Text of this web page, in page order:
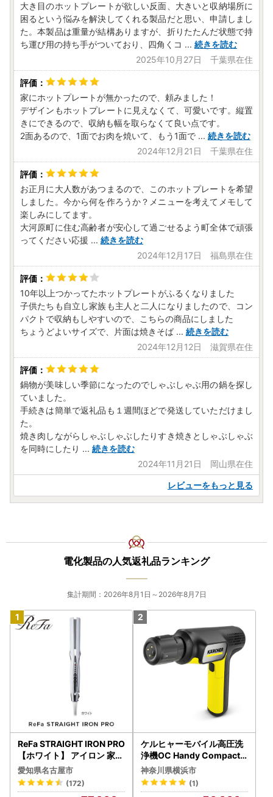
大き目のホットプレートが欲しい反面、大きいと収納場所に
困るという悩みを解決してくれる製品だと思い、申請しまし
た。本製品は重量が結構ありますが、折りたたんだ状態で持
ち運び用の持ち手がついており、四角くコ ... 続きを読む
2025年10月27日 千葉県在住
家にホットプレートが無かったので、頼みました！
デザインもホットプレートに見えなくて、可愛いです。縦置
きにできるので、収納も幅を取らなくて良い点です。
2面あるので、1面でお肉を焼いて、もう1面で ... 続きを読む
2024年12月21日 千葉県在住
お正月に大人数があつまるので、このホットプレートを希望
しました。今から何を作ろうか？メニューを考えてメモして
楽しみにしてます。
大河原町に住む高齢者が安心して過ごせるよう町全体で頑張
ってください応援 ... 続きを読む
2024年12月17日 福島県在住
10年以上つかってたホットプレートがふるくなりました
子供たちも自立し家族も主人と二人になりましたので、コン
パクトで収納もしやすいので、こちらの商品にしました
ちょうどよいサイズで、片面は焼きそば ... 続きを読む
2024年12月12日 滋賀県在住
鍋物が美味しい季節になったのでしゃぶしゃぶ用の鍋を探し
ていました。
手続きは簡単で返礼品も１週間ほどで発送していただけまし
た。
焼き肉しながらしゃぶしゃぶしたりすき焼きとしゃぶしゃぶ
を同時にしたり ... 続きを読む
2024年11月21日 岡山県在住
レビューをもっと見る
電化製品の人気返礼品ランキング
集計期間：2026年8月1日～2026年8月7日
ReFa STRAIGHT IRON PRO
【ホワイト】 アイロン 家電
美容 リファ アイロン
愛知県名古屋市
(172)
ケルヒャーモバイル高圧洗
浄機OC Handy Compact
（ハンディエア） APV000
7
神奈川県横浜市
(1)